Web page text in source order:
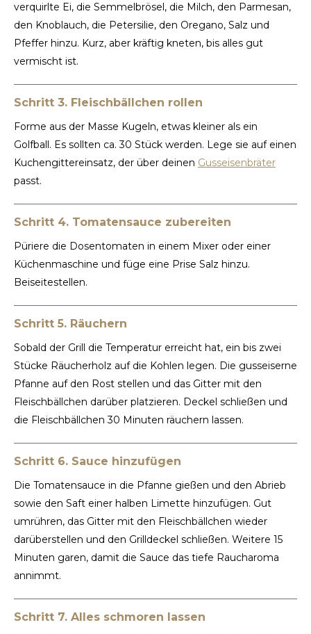
verquirlte Ei, die Semmelbrösel, die Milch, den Parmesan,
den Knoblauch, die Petersilie, den Oregano, Salz und
Pfeffer hinzu. Kurz, aber kräftig kneten, bis alles gut
vermischt ist.
Schritt 3. Fleischbällchen rollen
Forme aus der Masse Kugeln, etwas kleiner als ein
Golfball. Es sollten ca. 30 Stück werden. Lege sie auf einen
Kuchengittereinsatz, der über deinen Gusseisenbräter
passt.
Schritt 4. Tomatensauce zubereiten
Püriere die Dosentomaten in einem Mixer oder einer
Küchenmaschine und füge eine Prise Salz hinzu.
Beiseitestellen.
Schritt 5. Räuchern
Sobald der Grill die Temperatur erreicht hat, ein bis zwei
Stücke Räucherholz auf die Kohlen legen. Die gusseiserne
Pfanne auf den Rost stellen und das Gitter mit den
Fleischbällchen darüber platzieren. Deckel schließen und
die Fleischbällchen 30 Minuten räuchern lassen.
Schritt 6. Sauce hinzufügen
Die Tomatensauce in die Pfanne gießen und den Abrieb
sowie den Saft einer halben Limette hinzufügen. Gut
umrühren, das Gitter mit den Fleischbällchen wieder
darüberstellen und den Grilldeckel schließen. Weitere 15
Minuten garen, damit die Sauce das tiefe Raucharoma
annimmt.
Schritt 7. Alles schmoren lassen